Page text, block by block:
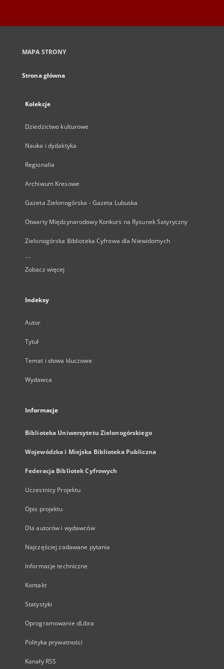
MAPA STRONY
Strona główna
Kolekcje
Dziedzictwo kulturowe
Nauka i dydaktyka
Regionalia
Archiwum Kresowe
Gazeta Zielonogórska - Gazeta Lubuska
Otwarty Międzynarodowy Konkurs na Rysunek Satyryczny
Zielonogórska Biblioteka Cyfrowa dla Niewidomych
...
Zobacz więcej
Indeksy
Autor
Tytuł
Temat i słowa kluczowe
Wydawca
Informacje
Biblioteka Uniwersytetu Zielonogórskiego
Wojewódzka i Miejska Biblioteka Publiczna
Federacja Bibliotek Cyfrowych
Uczestnicy Projektu
Opis projektu
Dla autorów i wydawców
Najczęściej zadawane pytania
Informacje techniczne
Kontakt
Statystyki
Oprogramowanie dLibra
Polityka prywatności
Kanały RSS